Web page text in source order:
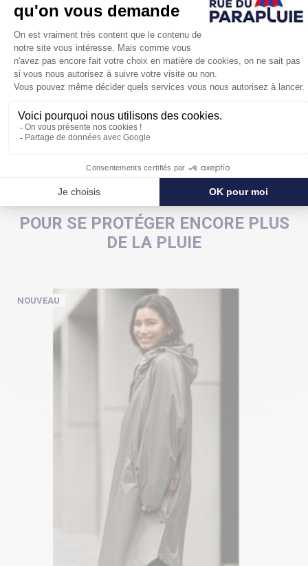
courbe en gomme dure.
L'envergure est de 105 cm pas trop grande ni trop
petite pour se protéger à deux.
Unparapluie solide et chicavec ses 2 toiles.
POUR SE PROTÉGER ENCORE PLUS
DE LA PLUIE
NOUVEAU